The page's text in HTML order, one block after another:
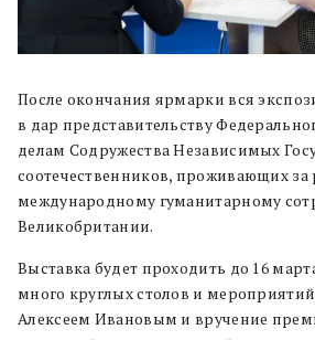
После окончания ярмарки вся
в дар представительству
делам Содружества Независимых
соотечественников, проживающих за
международному гуманитарному
Великобритании.
Выставка будет проходить до 16
много круглых столов и
Алексеем Ивановым и вручение